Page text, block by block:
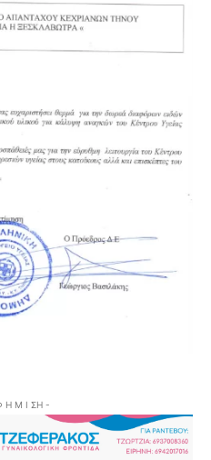
Η Μ Ι ΣΗ -